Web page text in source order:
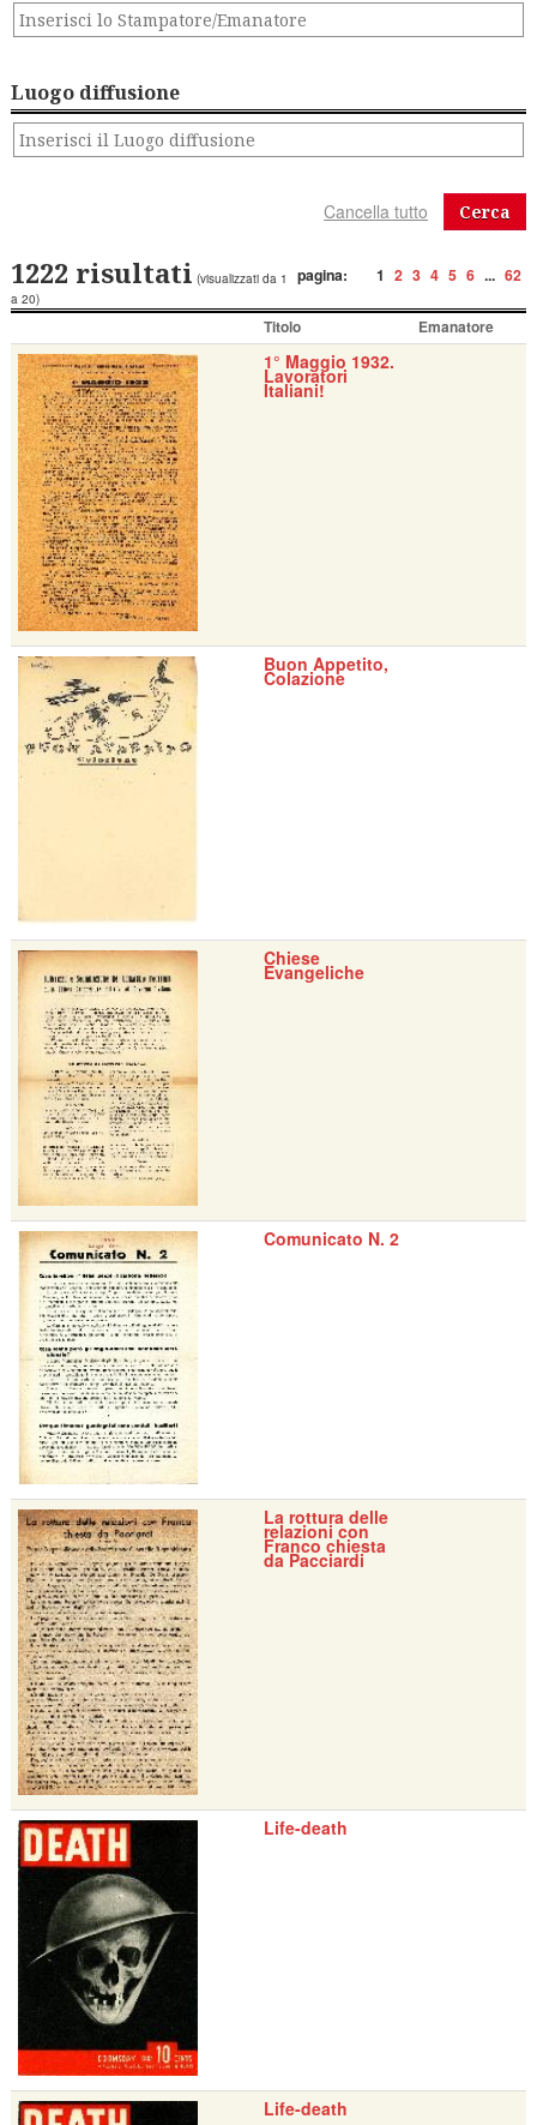
Luogo diffusione
Cerca
pagina: 1 2 3 4 5 6 ... 62
1222 risultati (visualizzati da 1
a 20)
Titolo Emanatore
1° Maggio 1932.
Lavoratori
Italiani!
Buon Appetito,
Colazione
Chiese
Evangeliche
Comunicato N. 2
La rottura delle
relazioni con
Franco chiesta
da Pacciardi
Life-death
Life-death